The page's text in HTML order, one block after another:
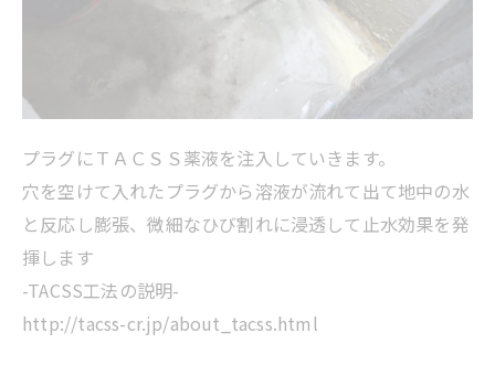
プラグにＴＡＣＳＳ薬液を注入していきます。
穴を空けて入れたプラグから溶液が流れて出て地中の水
と反応し膨張、微細なひび割れに浸透して止水効果を発
揮します
-TACSS工法の説明-
http://tacss-cr.jp/about_tacss.html